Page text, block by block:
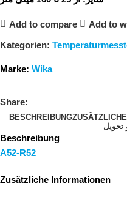
Add to compare Add to
Kategorien:
Marke: Wika
Share:
BESCHREIBUNG
Beschreibung
A52-R52
Zusätzliche Informationen